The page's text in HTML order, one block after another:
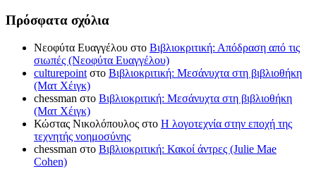
Πρόσφατα σχόλια
Νεοφύτα Ευαγγέλου στο Βιβλιοκριτική: Απόδραση από τις
σιωπές (Νεοφύτα Ευαγγέλου)
culturepoint στο Βιβλιοκριτική: Μεσάνυχτα στη βιβλιοθήκη
(Ματ Χέιγκ)
chessman στο Βιβλιοκριτική: Μεσάνυχτα στη βιβλιοθήκη
(Ματ Χέιγκ)
Κώστας Νικολόπουλος στο Η λογοτεχνία στην εποχή της
τεχνητής νοημοσύνης
chessman στο Βιβλιοκριτική: Κακοί άντρες (Julie Mae
Cohen)